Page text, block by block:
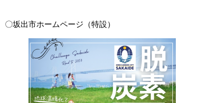
〇坂出市ホームページ（特設）